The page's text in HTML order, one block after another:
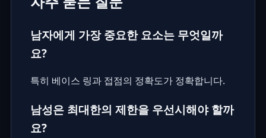
남자에게 가장 중요한 요소는 무엇일까
요?
특히 베이스 링과 접점의 정확도가 정확합니다.
남성은 최대한의 제한을 우선시해야 할까
요?